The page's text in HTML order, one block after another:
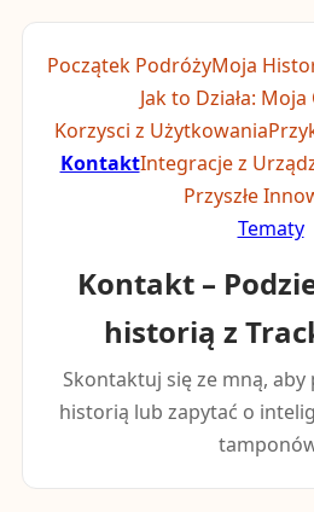
Początek PodróżyMoja
Jak to Działa:
Korzysci z Użytkowania
KontaktIntegracje z
Przyszłe
Tematy
Kontakt –
historią z
Skontaktuj się ze mną, aby
historią lub zapytać o